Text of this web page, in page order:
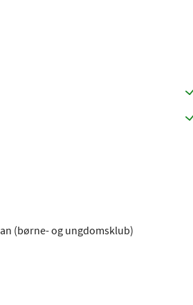
(børne- og ungdomsklub)